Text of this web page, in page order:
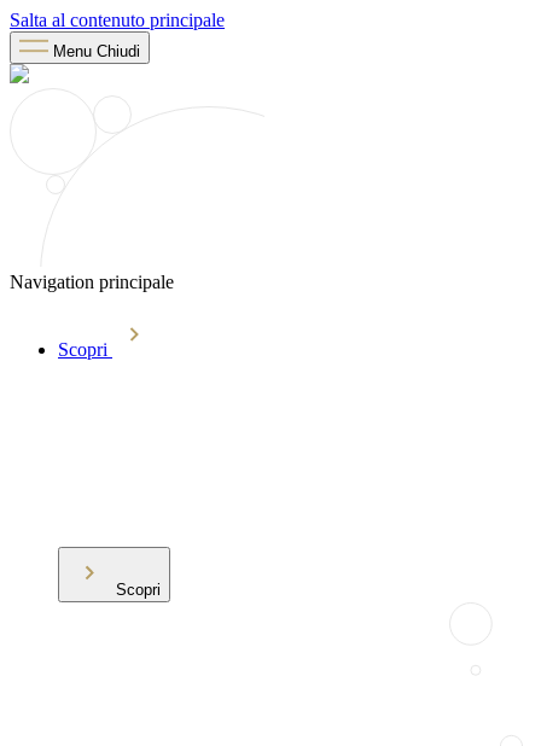
Salta al contenuto principale
Menu Chiudi
Navigation principale
Scopri
Scopri